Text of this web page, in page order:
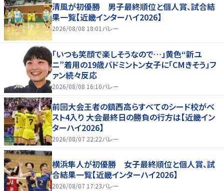
清風が初優勝 男子最終順位と個人賞、試合結
果一覧【近畿インターハイ2026】
2026/08/08 18:01 バレー
「いつも笑顔で楽しそうなので…」黄色“新ユ
ニ”着用の19歳バドミントン女子に「CMきそう」フ
ァン続々反応
2026/08/08 16:10バレー
前回大会王者の鎮西高らすべてのシード校がベ
スト4入り 大会最終日の勝負の行方は【近畿イン
ターハイ2026】
2026/08/07 22:22バレー
横浜隼人が初優勝 女子最終順位と個人賞、試
合結果一覧【近畿インターハイ2026】
2026/08/07 17:23バレー